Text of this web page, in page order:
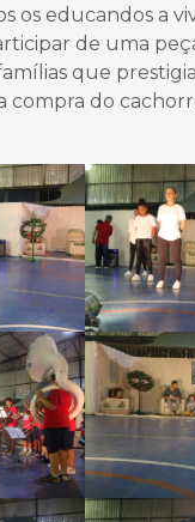
os educandos a
de uma
que
compra do